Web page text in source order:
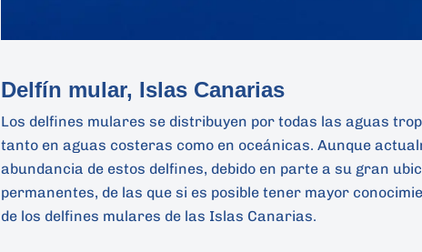
Delfín mular, Islas Canarias
Los delfines mulares se distribuyen por todas las aguas
tanto en aguas costeras como en oceánicas. Aunque
abundancia de estos delfines, debido en parte a su gran
permanentes, de las que si es posible tener mayor
de los delfines mulares de las Islas Canarias.